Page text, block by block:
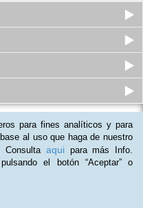
virtual (Online) de huerto
urbano ecológico
Plazas agotadas
$ 180.000 $74.000
para fines analíticos y para
al uso que haga de nuestro
Consulta aqui para más Info.
el botón “Aceptar” o